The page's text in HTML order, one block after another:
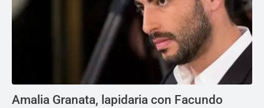
Amalia Granata, lapidaria con Facundo